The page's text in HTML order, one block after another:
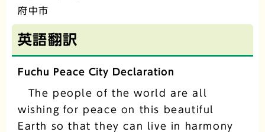
府中市
英語翻訳
Fuchu Peace City Declaration
The people of the world are all
wishing for peace on this beautiful
Earth so that they can live in harmony